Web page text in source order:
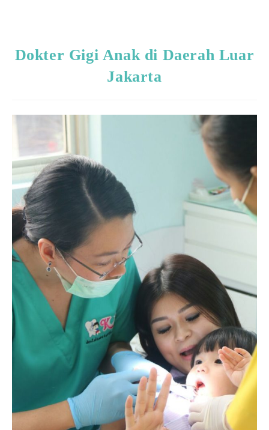
Dokter Gigi Anak di Daerah Luar
Jakarta